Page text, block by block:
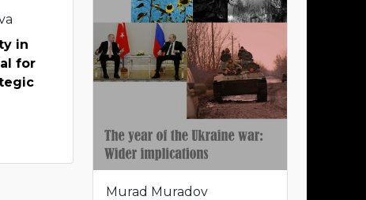
in
for
Murad Muradov